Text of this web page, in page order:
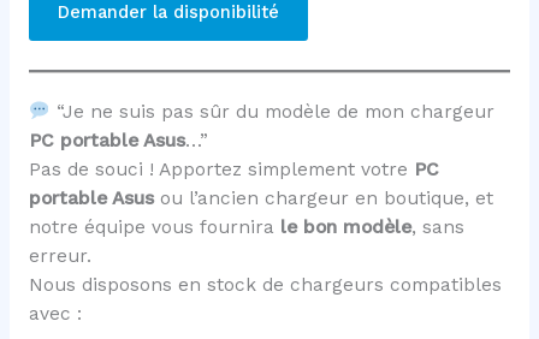
Demander la disponibilité
“Je ne suis pas sûr du modèle de mon chargeur
PC portable Asus…”
Pas de souci ! Apportez simplement votre PC
portable Asus ou l’ancien chargeur en boutique, et
notre équipe vous fournira le bon modèle, sans
erreur.
Nous disposons en stock de chargeurs compatibles
avec :